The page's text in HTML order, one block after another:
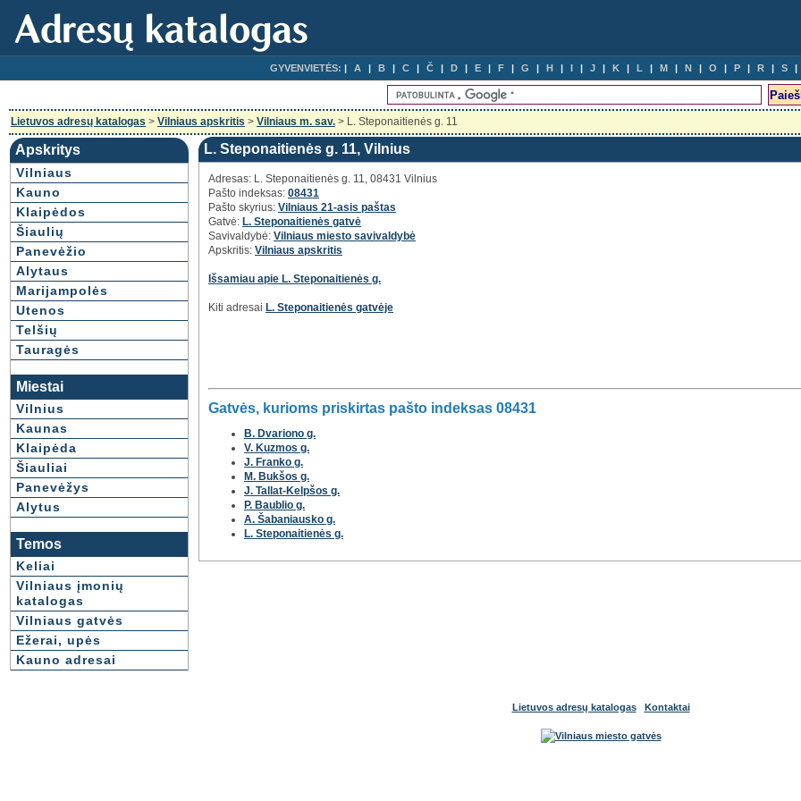
GYVENVIETĖS: A B C Č D E F G H I J K L M N O P R S
Lietuvos adresų katalogas > Vilniaus apskritis > Vilniaus m. sav. > L. Steponaitienės g. 11
Apskritys
Vilniaus
Kauno
Klaipėdos
Šiaulių
Panevėžio
Alytaus
Marijampolės
Utenos
Telšių
Tauragės
Miestai
Vilnius
Kaunas
Klaipėda
Šiauliai
Panevėžys
Alytus
Temos
Keliai
Vilniaus įmonių
katalogas
Vilniaus gatvės
Ežerai, upės
Kauno adresai
L. Steponaitienės g. 11, Vilnius
Adresas: L. Steponaitienės g. 11, 08431 Vilnius
Pašto indeksas: 08431
Pašto skyrius: Vilniaus 21-asis paštas
Gatvė: L. Steponaitienės gatvė
Savivaldybė: Vilniaus miesto savivaldybė
Apskritis: Vilniaus apskritis
Išsamiau apie L. Steponaitienės g.
Kiti adresai L. Steponaitienės gatvėje
Gatvės, kurioms priskirtas pašto indeksas 08431
B. Dvariono g.
V. Kuzmos g.
J. Franko g.
M. Bukšos g.
J. Tallat-Kelpšos g.
P. Baublio g.
A. Šabaniausko g.
L. Steponaitienės g.
Lietuvos adresų katalogas Kontaktai